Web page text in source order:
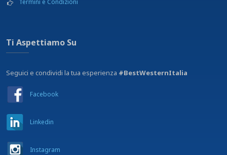
Termini e Condizioni
Ti Aspettiamo Su
Seguici e condividi la tua esperienza #BestWesternItalia
Facebook
Linkedin
Instagram